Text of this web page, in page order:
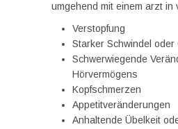
umgehend mit einem arzt in
Verstopfung
Starker Schwindel oder
Schwerwiegende
Hörvermögens
Kopfschmerzen
Appetitveränderungen
Anhaltende Übelkeit